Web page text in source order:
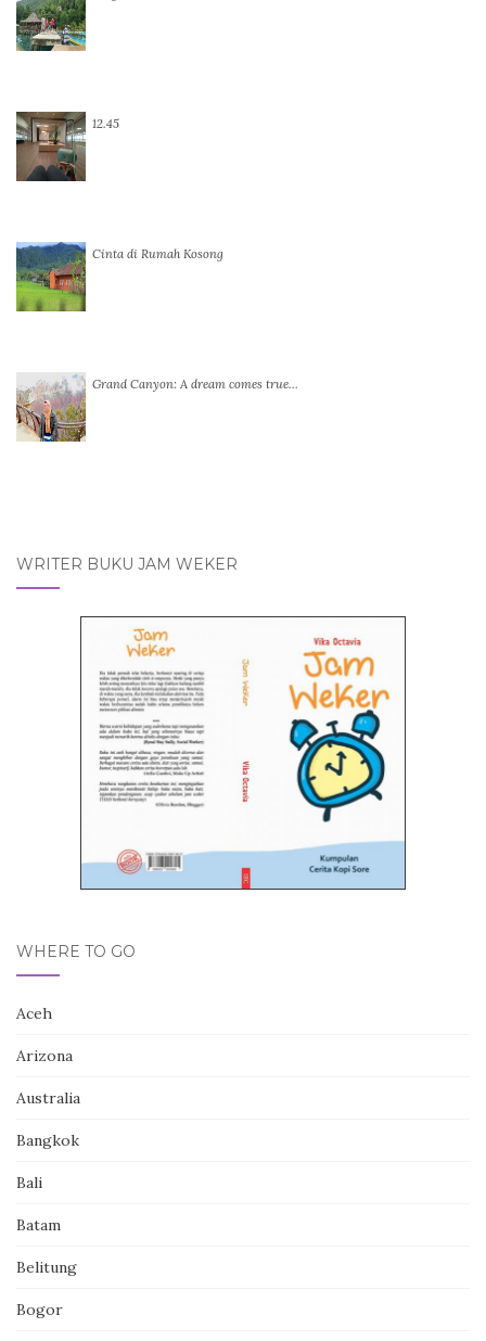
12.45
Cinta di Rumah Kosong
Grand Canyon: A dream comes true…
WRITER BUKU JAM WEKER
WHERE TO GO
Aceh
Arizona
Australia
Bangkok
Bali
Batam
Belitung
Bogor